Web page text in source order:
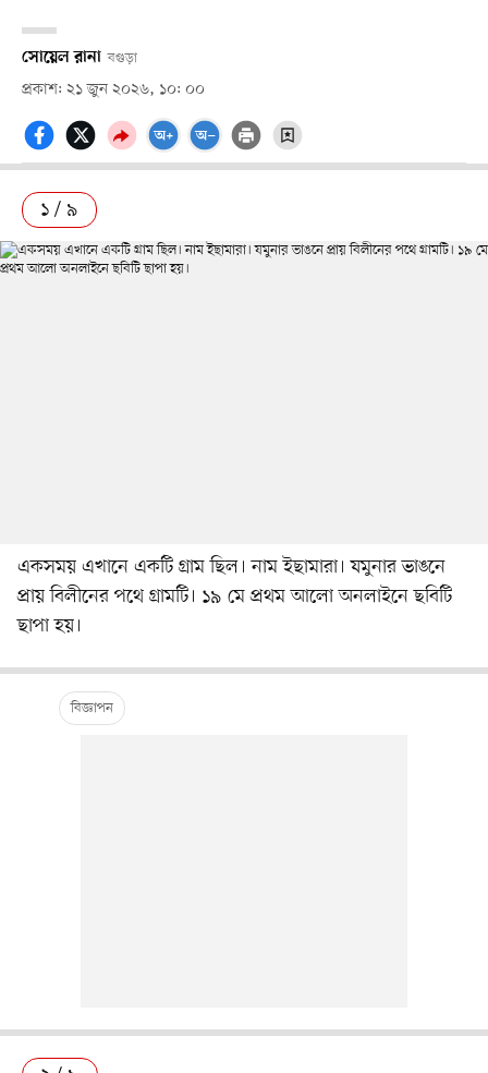
সোয়েল রানা বগুড়া
প্রকাশ: ২১ জুন ২০২৬, ১০: ০০
১ / ৯
একসময় এখানে একটি গ্রাম ছিল। নাম ইছামারা। যমুনার ভাঙনে
প্রায় বিলীনের পথে গ্রামটি। ১৯ মে প্রথম আলো অনলাইনে ছবিটি
ছাপা হয়।